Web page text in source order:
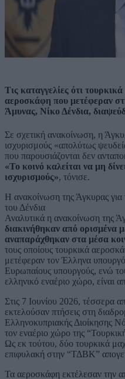
Τις καταγγελίες ότι
αεροσκάφη που μετέφεραν
Άμυνας, Νίκο Δένδια,
Σε σχετική ανακοίνωση, η
ισχυρισμούς «απολύτως
που παρουσιάζονται δεν
«Το κοινό καλείται να μη
ισχυρισμούς», τόνισε.
Η ανακοίνωση της Άγκυρας
του Δένδια
Αναλυτικά η ανακοίνωση της
διακινήθηκαν από ορισμένα
αναπαράχθηκαν στα μέσα
τους οποίους τουρκικά
μετέφεραν τον Έλληνα
Ευρωπαίους υπουργούς, ενώ
ελληνικό εναέριο χώρο, είναι
Στις 7 Ιουνίου 2026, τέσσερα
εκτελούσαν πτήσεις στη
Ελληνοκυπριακής Διοίκησης
τον εναέριο χώρο της
Ως εκ τούτου, δύο τουρκικά
επιφυλακή στην “ΤΔΒΚ”
Τα αεροσκάφη εκτέλεσαν την